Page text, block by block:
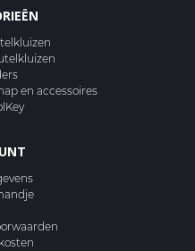
en accessoires